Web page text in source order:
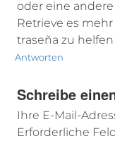
oder eine
Retrieve es
traseña zu
Antworten
Schreibe
Ihre E-Mail-
Erforderliche